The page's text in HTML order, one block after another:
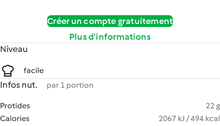
Créer un compte gratuitement
Plus d’informations
Niveau
facile
Infos nut. par 1 portion
Protides
22 g
Calories
2067 kJ / 494 kcal